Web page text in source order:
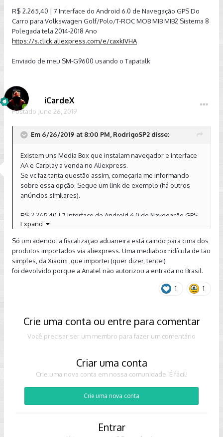
R$ 2.265,40 | 7 Interface do Android 6.0 de Navegação GPS Do
Carro para Volkswagen Golf/Polo/T-ROC MOB MIB MIB2 Sistema 8
Polegada tela 2014-2018 Ano
https://s.click.aliexpress.com/e/caxkIVHA
Enviado de meu SM-G9600 usando o Tapatalk
iCardeX
Postado June 26, 2019
Em 6/26/2019 at 8:00 PM, RodrigoSP2 disse:
Existem uns Media Box que instalam navegador e interface
AA e Carplay a venda no Aliexpress.
Se vc faz tanta questão assim, começaria me informando
sobre essa opção. Segue um link de exemplo (há outros
anúncios similares).
R$ 2.265,40 | 7 Interface do Android 6.0 de Navegação GPS
Do Carro para Volkswagen Golf/Polo/T-ROC MOB MIB MIB2
https://s.click.aliexpress.com/e/caxkIVHA
Enviado de meu SM-G9600 usando o Tapatalk
Expand
Só um adendo: a fiscalização aduaneira está caindo para cima dos
produtos importados via aliexpress. Uma mediabox ridícula de tão
simples, da Xiaomi ,que importei (quer dizer, tentei)
foi devolvido porque a Anatel não autorizou a entrada no Brasil.
1 1
Crie uma conta ou entre para comentar
Você precisar ser um membro para fazer um comentário
Criar uma conta
Crie uma nova conta em nossa comunidade. É fácil!
Crie uma nova conta
Entrar